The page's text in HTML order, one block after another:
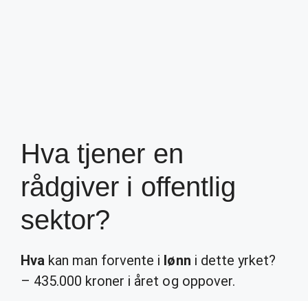
Hva tjener en
rådgiver i offentlig
sektor?
Hva kan man forvente i lønn i dette yrket?
– 435.000 kroner i året og oppover.